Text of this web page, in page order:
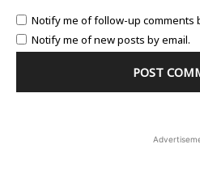
Notify me of follow-up comments
Notify me of new posts by email.